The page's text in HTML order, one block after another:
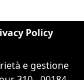
Policy
e gestione